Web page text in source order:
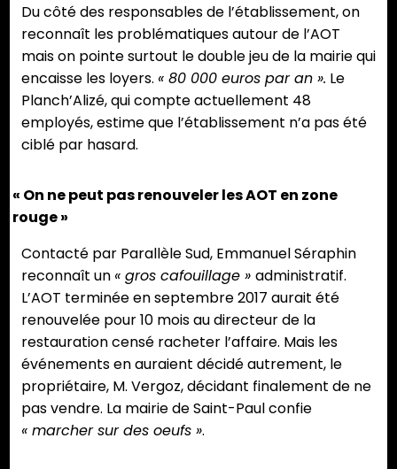
Du côté des responsables de l’établissement, on
reconnaît les problématiques autour de l’AOT
mais on pointe surtout le double jeu de la mairie qui
encaisse les loyers. « 80 000 euros par an ». Le
Planch’Alizé, qui compte actuellement 48
employés, estime que l’établissement n’a pas été
ciblé par hasard.
« On ne peut pas renouveler les AOT en zone
rouge »
Contacté par Parallèle Sud, Emmanuel Séraphin
reconnaît un« gros cafouillage » administratif.
L’AOT terminée en septembre 2017 aurait été
renouvelée pour 10 mois au directeur de la
restauration censé racheter l’affaire. Mais les
événements en auraient décidé autrement, le
propriétaire, M. Vergoz, décidant finalement de ne
pas vendre. La mairie de Saint-Paul confie
« marcher sur des oeufs ».